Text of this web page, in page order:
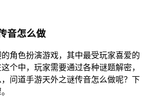
音怎么做
角色扮演游戏，其中最受玩家喜爱的
个中，玩家需要通过各种谜题解密，
问道手游天外之谜传音怎么做呢？下